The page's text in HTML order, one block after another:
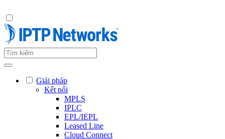
Giải pháp
Kết nối
MPLS
IPLC
EPL/IEPL
Leased Line
Cloud Connect